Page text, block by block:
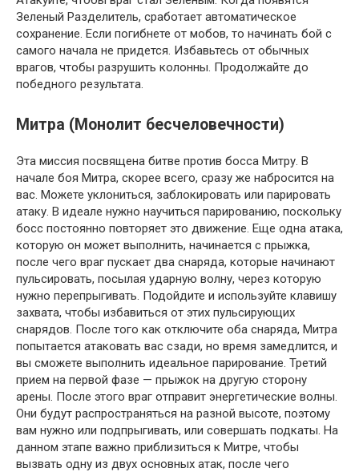
Зеленый Разделитель, сработает автоматическое
сохранение. Если погибнете от мобов, то начинать бой с
самого начала не придется. Избавьтесь от обычных
врагов, чтобы разрушить колонны. Продолжайте до
победного результата.
Митра (Монолит бесчеловечности)
Эта миссия посвящена битве против босса Митру. В
начале боя Митра, скорее всего, сразу же набросится на
вас. Можете уклониться, заблокировать или парировать
атаку. В идеале нужно научиться парированию, поскольку
босс постоянно повторяет это движение. Еще одна атака,
которую он может выполнить, начинается с прыжка,
после чего враг пускает два снаряда, которые начинают
пульсировать, посылая ударную волну, через которую
нужно перепрыгивать. Подойдите и используйте клавишу
захвата, чтобы избавиться от этих пульсирующих
снарядов. После того как отключите оба снаряда, Митра
попытается атаковать вас сзади, но время замедлится, и
вы сможете выполнить идеальное парирование. Третий
прием на первой фазе — прыжок на другую сторону
арены. После этого враг отправит энергетические волны.
Они будут распространяться на разной высоте, поэтому
вам нужно или подпрыгивать, или совершать подкаты. На
данном этапе важно приблизиться к Митре, чтобы
вызвать одну из двух основных атак, после чего